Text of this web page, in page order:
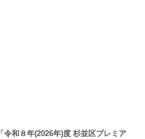
「令和８年(2026年)度 杉並区プレミア